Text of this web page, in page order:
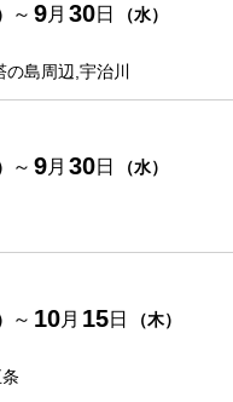
～ 9月 30日 （水）
島周辺,宇治川
～ 9月 30日 （水）
～ 10月 15日 （木）